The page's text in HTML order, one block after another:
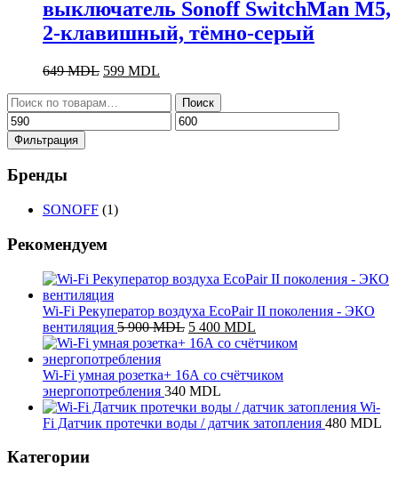
выключатель Sonoff SwitchMan M5,
2-клавишный, тёмно-серый
649MDL Первоначальная
составляла
649 MDL.
599 MDL
599 MDL.
Искать: Поиск
Минимальная
цена
Максимальная
цена
Фильтрация
Бренды
SONOFF (1)
Рекомендуем
Wi-Fi Рекуператор воздуха EcoPair II поколения - ЭКО
вентиляция 5 900MDL Первоначальная
цена
5
900 MDL.
5 400 MDL
цена:
400 MDL.
Wi-Fi умная розетка+ 16А со счётчиком
энергопотребления 340 MDL
Wi-
Fi Датчик протечки воды / датчик затопления 480 MDL
Категории